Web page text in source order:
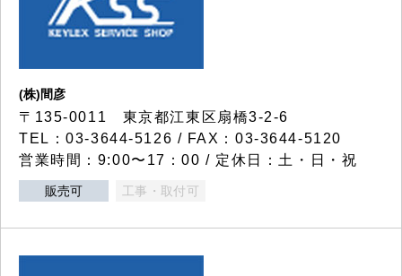
(株)間彦
〒135-0011 東京都江東区扇橋3-2-6
TEL：03-3644-5126 / FAX：03-3644-5120
営業時間：9:00〜17：00 / 定休日：土・日・祝
販売可 工事・取付可